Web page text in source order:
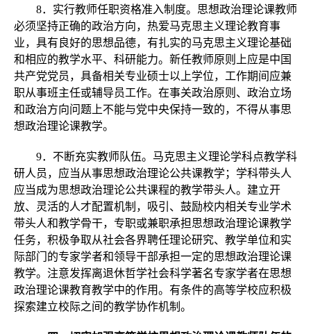
8．实行教师任职资格准入制度。思想政治理论课教师
必须坚持正确的政治方向，热爱马克思主义理论教育事
业，具有良好的思想品德，有扎实的马克思主义理论基础
和相应的教学水平、科研能力。新任教师原则上应是中国
共产党党员，具备相关专业硕士以上学位，工作期间应兼
职从事班主任或辅导员工作。在事关政治原则、政治立场
和政治方向问题上不能与党中央保持一致的，不得从事思
想政治理论课教学。
9．不断充实教师队伍。马克思主义理论学科点教学科
研人员，应当从事思想政治理论公共课教学；学科带头人
应当成为思想政治理论公共课程的教学带头人。建立开
放、灵活的人才配置机制，吸引、鼓励校内相关专业学术
带头人和教学骨干，专职或兼职承担思想政治理论课教学
任务，积极争取从社会各界聘任理论研究、教学单位和实
际部门的专家学者和领导干部承担一定的思想政治理论课
教学。注意发挥离退休哲学社会科学著名专家学者在思想
政治理论课教育教学中的作用。有条件的高等学校应积极
探索建立校际之间的教学协作机制。